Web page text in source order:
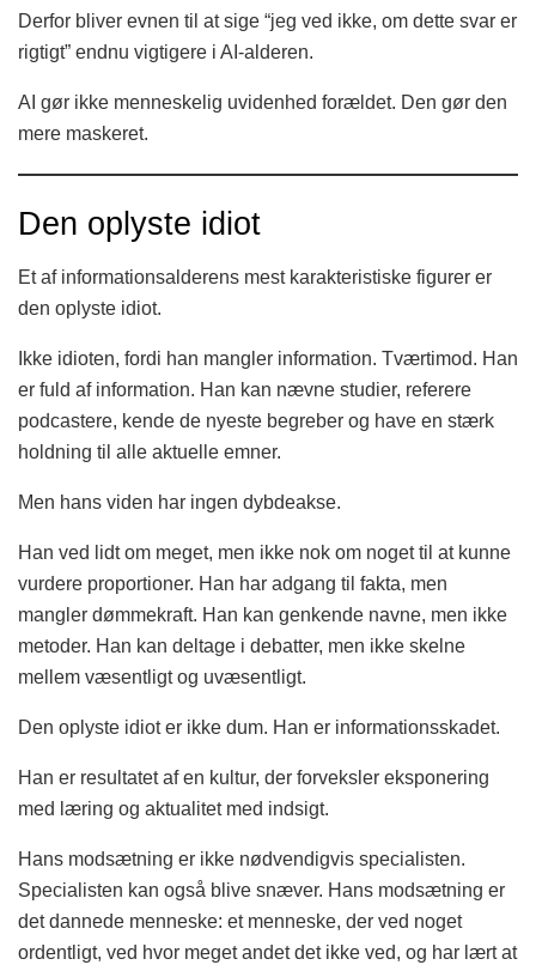
Derfor bliver evnen til at sige “jeg ved ikke, om dette svar er
rigtigt” endnu vigtigere i AI-alderen.
AI gør ikke menneskelig uvidenhed forældet. Den gør den
mere maskeret.
Den oplyste idiot
Et af informationsalderens mest karakteristiske figurer er
den oplyste idiot.
Ikke idioten, fordi han mangler information. Tværtimod. Han
er fuld af information. Han kan nævne studier, referere
podcastere, kende de nyeste begreber og have en stærk
holdning til alle aktuelle emner.
Men hans viden har ingen dybdeakse.
Han ved lidt om meget, men ikke nok om noget til at kunne
vurdere proportioner. Han har adgang til fakta, men
mangler dømmekraft. Han kan genkende navne, men ikke
metoder. Han kan deltage i debatter, men ikke skelne
mellem væsentligt og uvæsentligt.
Den oplyste idiot er ikke dum. Han er informationsskadet.
Han er resultatet af en kultur, der forveksler eksponering
med læring og aktualitet med indsigt.
Hans modsætning er ikke nødvendigvis specialisten.
Specialisten kan også blive snæver. Hans modsætning er
det dannede menneske: et menneske, der ved noget
ordentligt, ved hvor meget andet det ikke ved, og har lært at